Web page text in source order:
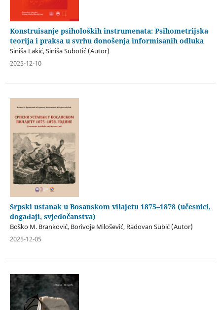
Konstruisanje psiholoških instrumenata: Psihometrijska
teorija i praksa u svrhu donošenja informisanih odluka
Siniša Lakić, Siniša Subotić (Autor)
2025-12-10
Srpski ustanak u Bosanskom vilajetu 1875–1878 (učesnici,
događaji, svjedočanstva)
Boško M. Branković, Borivoje Milošević, Radovan Subić (Autor)
2025-12-05